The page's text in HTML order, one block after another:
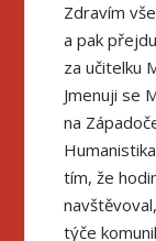
Zdravím
a pak
za učitelku
Jmenuji se
na
tím, že
týče